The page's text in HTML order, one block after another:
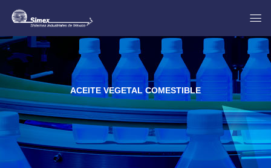
ACEITE VEGETAL COMESTIBLE